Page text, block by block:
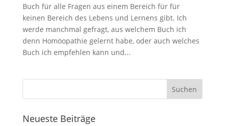
Buch für alle Fragen aus einem Bereich für für
keinen Bereich des Lebens und Lernens gibt. Ich
werde manchmal gefragt, aus welchem Buch ich
denn Homöopathie gelernt habe, oder auch welches
Buch ich empfehlen kann und...
Neueste Beiträge